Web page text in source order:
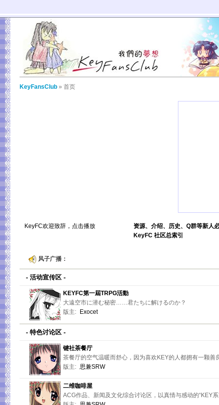
KeyFansClub » 首页
KeyFC欢迎致辞，点击播放
资源、介绍、历史、Q群等新人
KeyFC 社区总索引
风子广播：
- 活动宣传区 -
KEYFC第一屆TRPG活動
大遠空市に潜む秘密……君たちに解けるのか？
版主:
Exocet
- 特色讨论区 -
键社茶餐厅
茶餐厅的空气温暖而舒心，因为喜欢KEY的人都拥有一颗善
版主: 思兼SRW
二维咖啡屋
ACG作品、新闻及文化综合讨论区，以真情与感动的“KEY